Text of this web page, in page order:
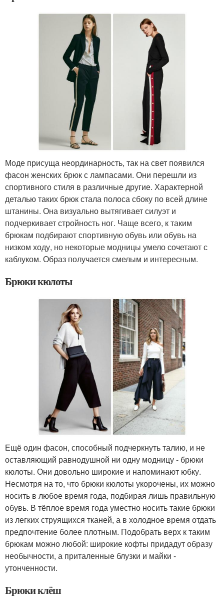
Моде присуща неординарность, так на свет появился
фасон женских брюк с лампасами. Они перешли из
спортивного стиля в различные другие. Характерной
деталью таких брюк стала полоса сбоку по всей длине
штанины. Она визуально вытягивает силуэт и
подчеркивает стройность ног. Чаще всего, к таким
брюкам подбирают спортивную обувь или обувь на
низком ходу, но некоторые модницы умело сочетают с
каблуком. Образ получается смелым и интересным.
Брюки кюлоты
Ещё один фасон, способный подчеркнуть талию, и не
оставляющий равнодушной ни одну модницу - брюки
кюлоты. Они довольно широкие и напоминают юбку.
Несмотря на то, что брюки кюлоты укорочены, их можно
носить в любое время года, подбирая лишь правильную
обувь. В тёплое время года уместно носить такие брюки
из легких струящихся тканей, а в холодное время отдать
предпочтение более плотным. Подобрать верх к таким
брюкам можно любой: широкие кофты придадут образу
необычности, а приталенные блузки и майки -
утонченности.
Брюки клёш